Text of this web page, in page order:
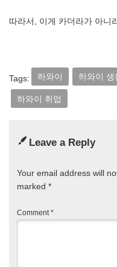
따라서, 이게 카더라가 아니
Tags: 하와이 하와이 생
하와이 취업
Leave a Reply
Your email address will
marked *
Comment*